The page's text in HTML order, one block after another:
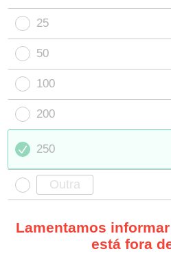
25
50
100
200
250
Lamentamos
está fora